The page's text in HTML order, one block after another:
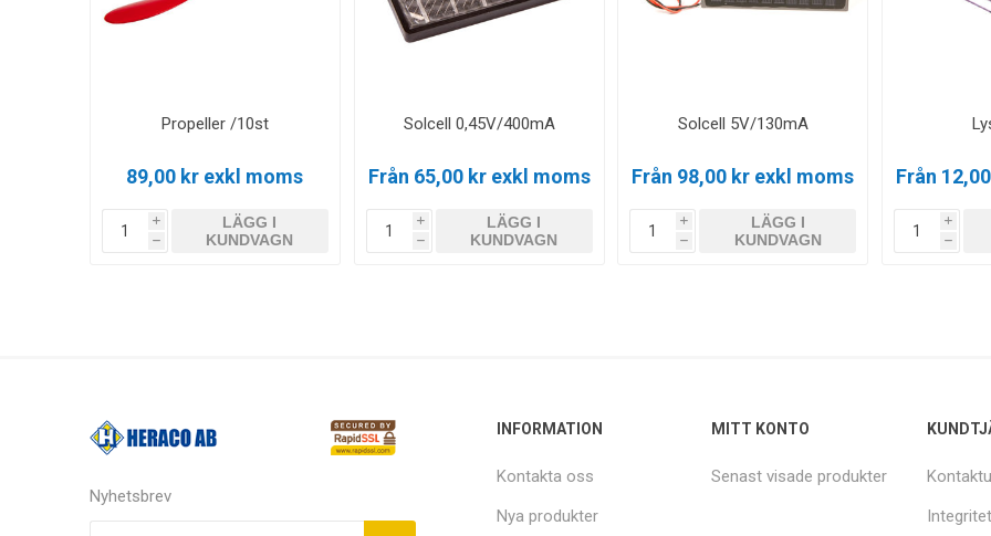
Propeller /10st
89,00 kr exkl moms
i
h
LÄGG I
KUNDVAGN
Solcell 0,45V/400mA
Från 65,00 kr exkl moms
i
h
LÄGG I
KUNDVAGN
Solcell 5V/130mA
Från 98,00 kr exkl moms
i
h
LÄGG I
KUNDVAGN
Från
i
h
Nyhetsbrev
INFORMATION
Kontakta oss
Nya produkter
MITT KONTO
Senast visade produkter